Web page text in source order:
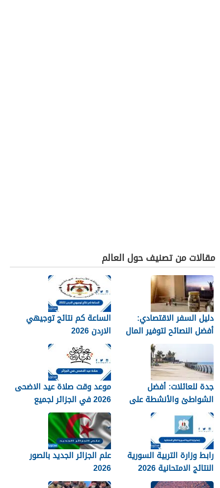
مقالات من تصنيف حول العالم
دليل السفر الاقتصادي:
أفضل النصائح لتوفير المال
الساعة كم نتائج توجيهي
الاردن 2026
جدة للعائلات: أفضل
الشواطئ والأنشطة على
كورنيش البحر الأحمر
موعد وقت صلاة عيد الاضحى
2026 في الجزائر لجميع
المحافظات بالتفصيل 1448
رابط وزارة التربية السورية
النتائج الامتحانية 2026
علم الجزائر الجديد بالصور
2026